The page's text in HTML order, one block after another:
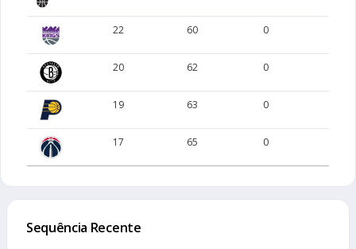
22 60 0
20 62 0
19 63 0
17 65 0
Sequência Recente